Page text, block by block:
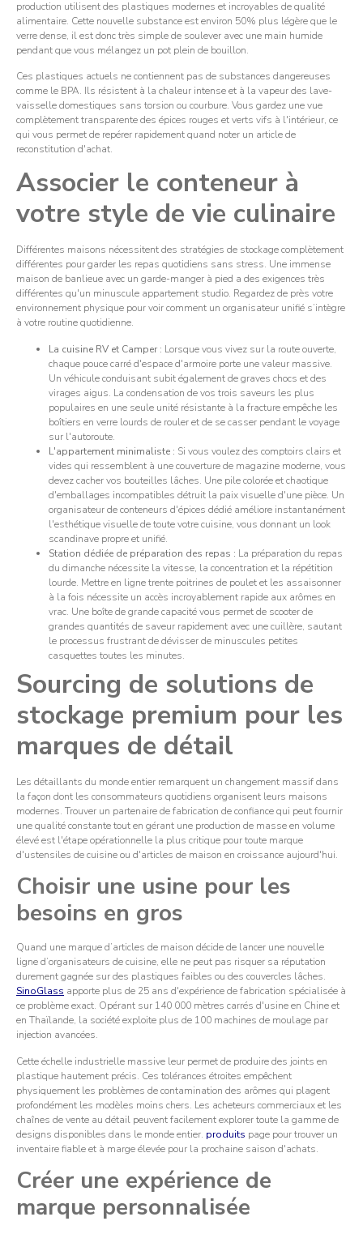
production utilisent des plastiques modernes et incroyables de qualité
alimentaire. Cette nouvelle substance est environ 50% plus légère que le
verre dense, il est donc très simple de soulever avec une main humide
pendant que vous mélangez un pot plein de bouillon.
Ces plastiques actuels ne contiennent pas de substances dangereuses
comme le BPA. Ils résistent à la chaleur intense et à la vapeur des lave-
vaisselle domestiques sans torsion ou courbure. Vous gardez une vue
complètement transparente des épices rouges et verts vifs à l'intérieur, ce
qui vous permet de repérer rapidement quand noter un article de
reconstitution d'achat.
Associer le conteneur à
votre style de vie culinaire
Différentes maisons nécessitent des stratégies de stockage complètement
différentes pour garder les repas quotidiens sans stress. Une immense
maison de banlieue avec un garde-manger à pied a des exigences très
différentes qu'un minuscule appartement studio. Regardez de près votre
environnement physique pour voir comment un organisateur unifié s’intègre
à votre routine quotidienne.
La cuisine RV et Camper : Lorsque vous vivez sur la route ouverte,
chaque pouce carré d'espace d'armoire porte une valeur massive.
Un véhicule conduisant subit également de graves chocs et des
virages aigus. La condensation de vos trois saveurs les plus
populaires en une seule unité résistante à la fracture empêche les
boîtiers en verre lourds de rouler et de se casser pendant le voyage
sur l'autoroute.
L'appartement minimaliste : Si vous voulez des comptoirs clairs et
vides qui ressemblent à une couverture de magazine moderne, vous
devez cacher vos bouteilles lâches. Une pile colorée et chaotique
d'emballages incompatibles détruit la paix visuelle d'une pièce. Un
organisateur de conteneurs d'épices dédié améliore instantanément
l'esthétique visuelle de toute votre cuisine, vous donnant un look
scandinave propre et unifié.
Station dédiée de préparation des repas : La préparation du repas
du dimanche nécessite la vitesse, la concentration et la répétition
lourde. Mettre en ligne trente poitrines de poulet et les assaisonner
à la fois nécessite un accès incroyablement rapide aux arômes en
vrac. Une boîte de grande capacité vous permet de scooter de
grandes quantités de saveur rapidement avec une cuillère, sautant
le processus frustrant de dévisser de minuscules petites
casquettes toutes les minutes.
Sourcing de solutions de
stockage premium pour les
marques de détail
Les détaillants du monde entier remarquent un changement massif dans
la façon dont les consommateurs quotidiens organisent leurs maisons
modernes. Trouver un partenaire de fabrication de confiance qui peut fournir
une qualité constante tout en gérant une production de masse en volume
élevé est l'étape opérationnelle la plus critique pour toute marque
d'ustensiles de cuisine ou d'articles de maison en croissance aujourd'hui.
Choisir une usine pour les
besoins en gros
Quand une marque d’articles de maison décide de lancer une nouvelle
ligne d’organisateurs de cuisine, elle ne peut pas risquer sa réputation
durement gagnée sur des plastiques faibles ou des couvercles lâches.
SinoGlass apporte plus de 25 ans d'expérience de fabrication spécialisée à
ce problème exact. Opérant sur 140 000 mètres carrés d'usine en Chine et
en Thaïlande, la société exploite plus de 100 machines de moulage par
injection avancées.
Cette échelle industrielle massive leur permet de produire des joints en
plastique hautement précis. Ces tolérances étroites empêchent
physiquement les problèmes de contamination des arômes qui plagent
profondément les modèles moins chers. Les acheteurs commerciaux et les
chaînes de vente au détail peuvent facilement explorer toute la gamme de
designs disponibles dans le monde entier. produits page pour trouver un
inventaire fiable et à marge élevée pour la prochaine saison d'achats.
Créer une expérience de
marque personnalisée